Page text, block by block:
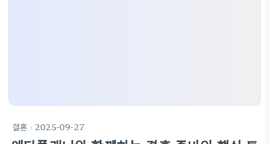
결혼 · 2025-09-27